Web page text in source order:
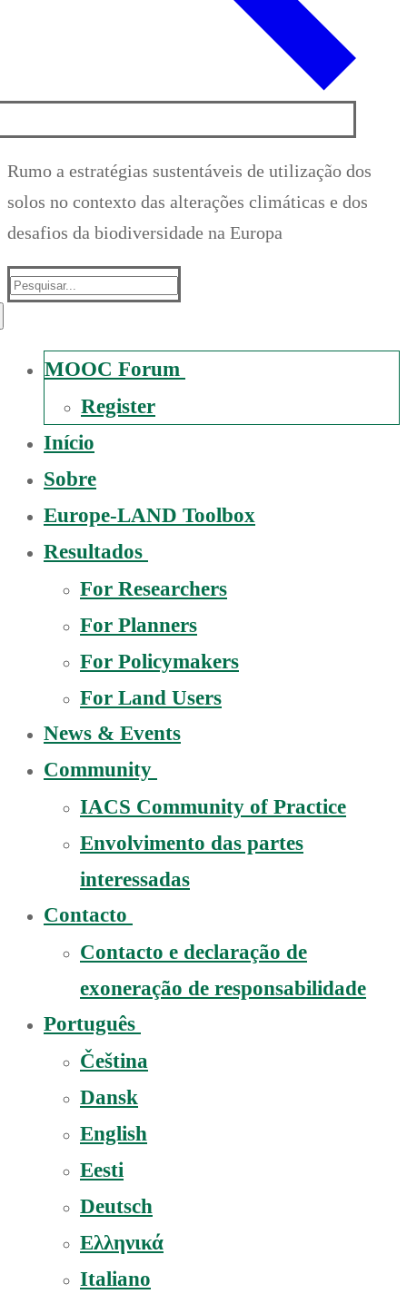
Rumo a estratégias sustentáveis de utilização dos
solos no contexto das alterações climáticas e dos
desafios da biodiversidade na Europa
Suche
MOOC Forum
Register
Início
Sobre
Europe-LAND Toolbox
Resultados
For Researchers
For Planners
For Policymakers
For Land Users
News & Events
Community
IACS Community of Practice
Envolvimento das partes
interessadas
Contacto
Contacto e declaração de
exoneração de responsabilidade
Português
Čeština
Dansk
English
Eesti
Deutsch
Ελληνικά
Italiano